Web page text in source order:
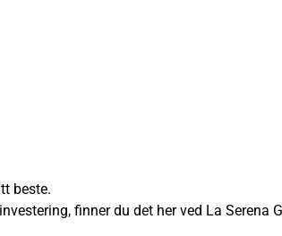
beste.
finner du det her ved La Serena